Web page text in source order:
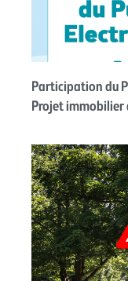
Participation du
Projet immobilier